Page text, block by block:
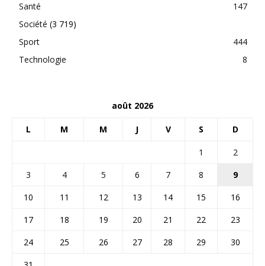
Santé
147
Société (3 719)
Sport
444
Technologie
8
août 2026
L M M J V S D
1
2
3
4 5 6 7 8
9
10
11 12 13 14 15
16
17
18 19 20 21 22
23
24
25 26 27 28 29
30